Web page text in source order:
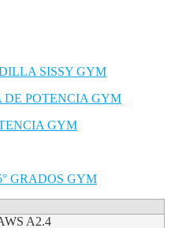
SISSY GYM
GYM
GRADOS GYM